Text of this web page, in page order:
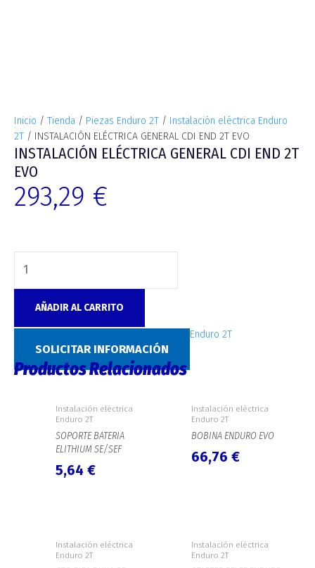
Inicio / Tienda / Piezas Enduro 2T / Instalación eléctrica Enduro
2T / INSTALACIÓN ELÉCTRICA GENERAL CDI END 2T EVO
INSTALACIÓN ELÉCTRICA GENERAL CDI END 2T
EVO
293,29 €
AÑADIR AL CARRITO
Instalación eléctrica Enduro 2T
SOLICITAR INFORMACIÓN
Productos Relacionados
Instalación eléctrica
Enduro 2T
SOPORTE BATERIA
ELITHIUM SE/SEF
5,64 €
Instalación eléctrica
Enduro 2T
BOBINA ENDURO EVO
66,76 €
Instalación eléctrica
Enduro 2T
Instalación eléctrica
Enduro 2T